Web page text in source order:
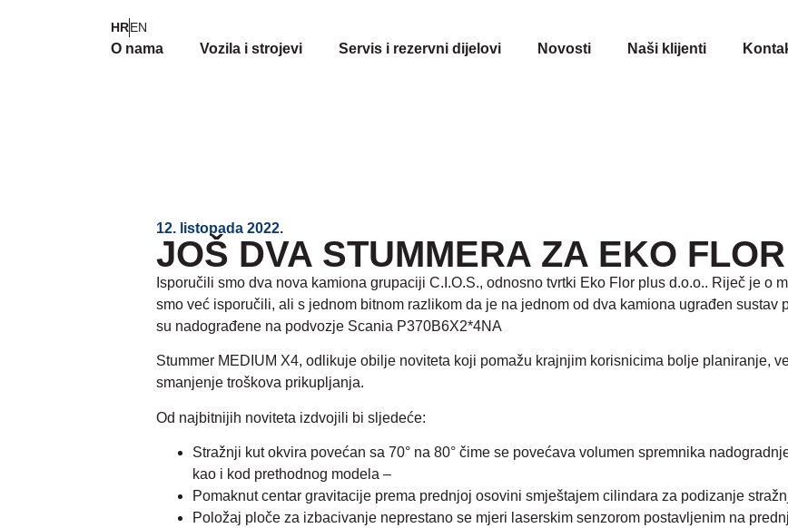
HREN
O nama Vozila i strojevi Servis i rezervni dijelovi Novosti Naši klijenti
12. listopada 2022.
JOŠ DVA STUMMERA ZA EKO
Isporučili smo dva nova kamiona grupaciji C.I.O.S., odnosno tvrtki Eko Flor plus d.o.o.. Riječ je o
smo već isporučili, ali s jednom bitnom razlikom da je na jednom od dva kamiona ugrađen sustav
su nadograđene na podvozje Scania P370B6X2*4NA
Stummer MEDIUM X4, odlikuje obilje noviteta koji pomažu krajnjim korisnicima bolje planiranje,
smanjenje troškova prikupljanja.
Od najbitnijih noviteta izdvojili bi sljedeće:
Stražnji kut okvira povećan sa 70° na 80° čime se povećava volumen spremnika
kao i kod prethodnog modela –
Pomaknut centar gravitacije prema prednjoj osovini smještajem cilindara za podizanje
Položaj ploče za izbacivanje neprestano se mjeri laserskim senzorom postavljenim na